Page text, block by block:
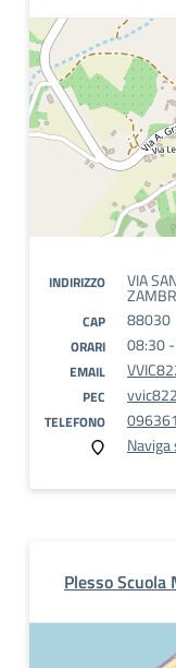
INDIRIZZO VIA
CAP 88030
ORARI 08:30
EMAIL
PEC
TELEFONO
Naviga
Plesso Scuola